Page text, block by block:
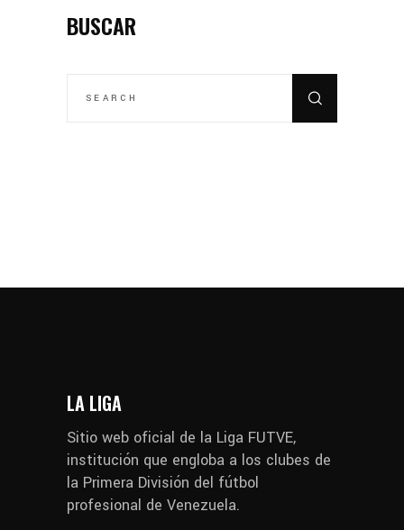
BUSCAR
LA LIGA
Sitio web oficial de la Liga FUTVE,
institución que engloba a los clubes de
la Primera División del fútbol
profesional de Venezuela.